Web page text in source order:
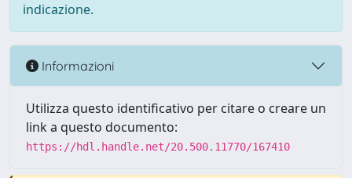
indicazione.
Informazioni
Utilizza questo identificativo per citare o creare un
link a questo documento:
https://hdl.handle.net/20.500.11770/167410